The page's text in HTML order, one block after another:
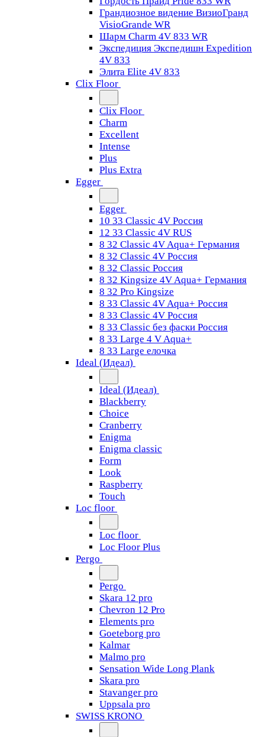
Грандиозное видение ВизиоГранд
VisioGrande WR
Шарм Charm 4V 833 WR
Экспедиция Экспедишн Expedition
4V 833
Элита Elite 4V 833
Clix Floor
Clix Floor
Charm
Excellent
Intense
Plus
Plus Extra
Egger
Egger
10 33 Classic 4V Россия
12 33 Classic 4V RUS
8 32 Classic 4V Aqua+ Германия
8 32 Classic 4V Россия
8 32 Classic Россия
8 32 Kingsize 4V Aqua+ Германия
8 32 Pro Kingsize
8 33 Classic 4V Aqua+ Россия
8 33 Classic 4V Россия
8 33 Classic без фаски Россия
8 33 Large 4 V Aqua+
8 33 Large елочка
Ideal (Идеал)
Ideal (Идеал)
Blackberry
Choice
Cranberry
Enigma
Enigma classic
Form
Look
Raspberry
Touch
Loc floor
Loc floor
Loc Floor Plus
Pergo
Pergo
Skara 12 pro
Chevron 12 Pro
Elements pro
Goeteborg pro
Kalmar
Malmo pro
Sensation Wide Long Plank
Skara pro
Stavanger pro
Uppsala pro
SWISS KRONO